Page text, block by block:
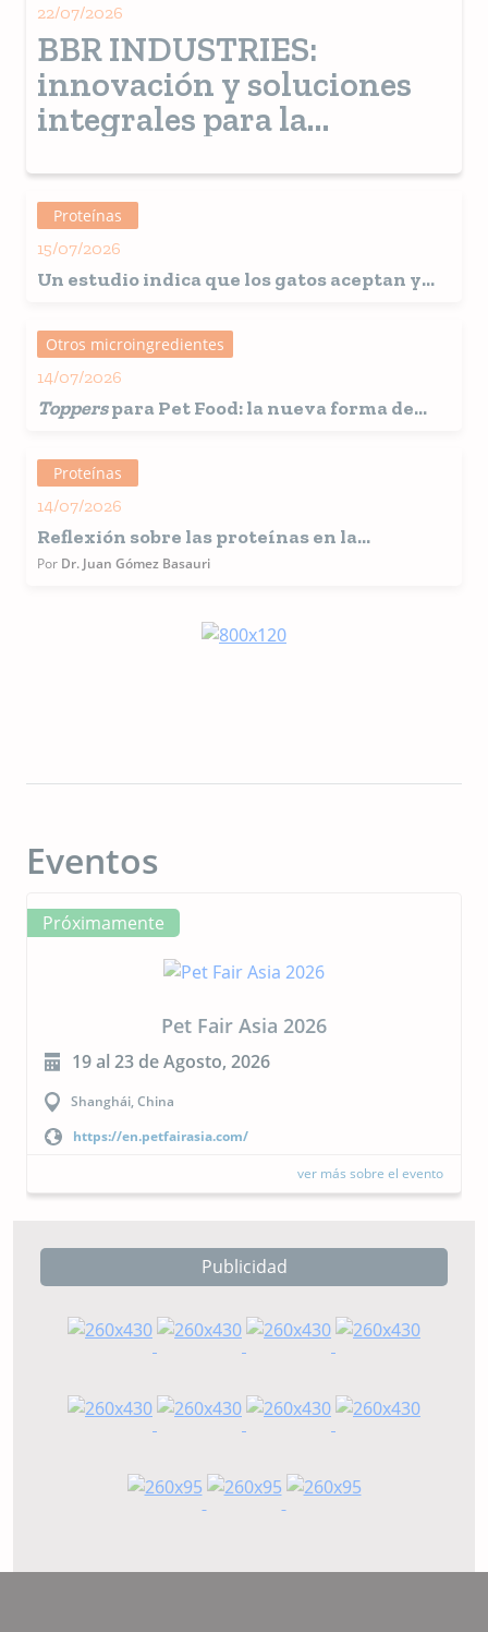
22/07/2026
BBR INDUSTRIES:
innovación y soluciones
integrales para la
Proteínas
15/07/2026
Un estudio indica que los gatos aceptan y
Otros microingredientes
14/07/2026
Topperspara Pet Food: la nueva forma de
Proteínas
14/07/2026
Reflexión sobre las proteínas en la
nutrición de mascotas: desde fuentes
Por Dr. Juan Gómez Basauri
Eventos
Próximamente
CIPAL 2026
23 al 24 de Septiembre, 2026
Buenos Aires, Argentina
https://cipal.com.ar/?lang=es
ver más sobre el evento
Publicidad